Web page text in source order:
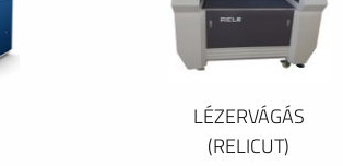
LÉZERVÁGÁS
(RELICUT)